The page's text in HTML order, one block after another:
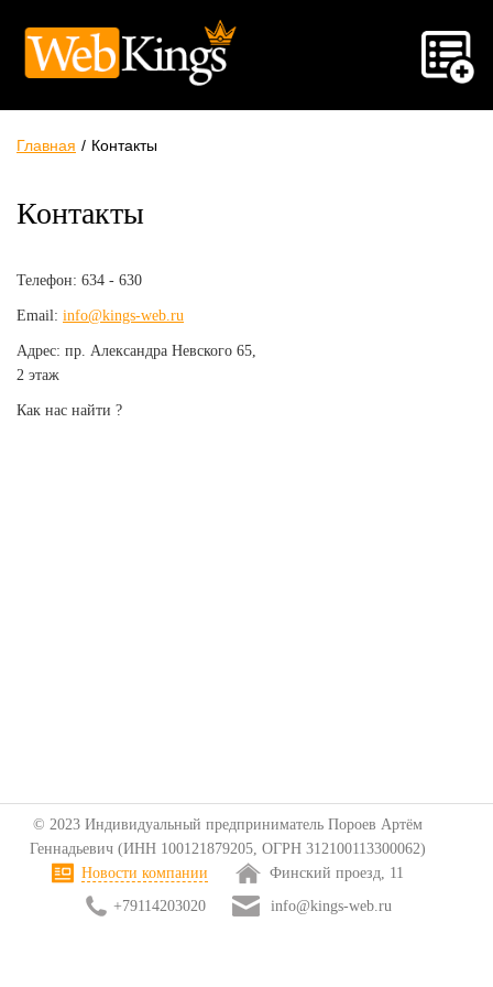
Главная / Контакты
Контакты
Телефон: 634 - 630
Email: info@kings-web.ru
Адрес: пр. Александра Невского 65,
2 этаж
Как нас найти ?
© 2023 Индивидуальный предприниматель Пороев Артём
Геннадьевич (ИНН 100121879205, ОГРН 312100113300062)
Новости компании
Финский проезд, 11
+79114203020
info@kings-web.ru